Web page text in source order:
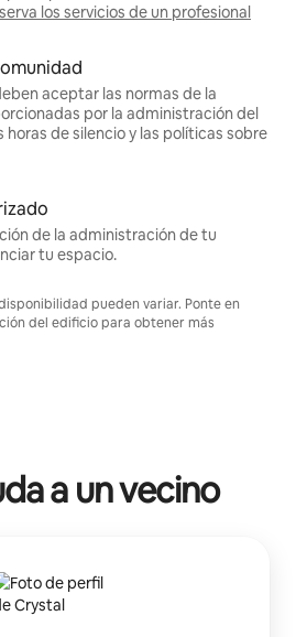
los servicios de un profesional
aceptar las normas de la
por la administración del
horas de silencio y las políticas sobre
de la administración de tu
tu espacio.
pueden variar. Ponte en
del edificio para obtener más
a un vecino